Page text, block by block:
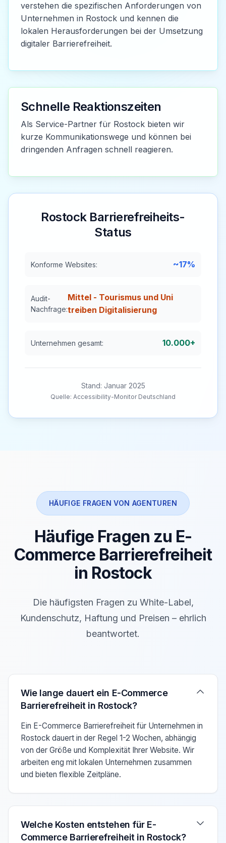
verstehen die spezifischen Anforderungen von
Unternehmen in Rostock und kennen die
lokalen Herausforderungen bei der Umsetzung
digitaler Barrierefreiheit.
Schnelle Reaktionszeiten
Als Service-Partner für Rostock bieten wir
kurze Kommunikationswege und können bei
dringenden Anfragen schnell reagieren.
RostockBarrierefreiheits-
Status
Konforme Websites: ~17%
Audit-
Nachfrage:
Mittel - Tourismus und Uni
treiben Digitalisierung
Unternehmen gesamt: 10.000+
Stand: Januar 2025
Quelle: Accessibility-Monitor Deutschland
HÄUFIGE FRAGEN VON AGENTUREN
Häufige Fragen zu E-
Commerce Barrierefreiheit
in Rostock
Die häufigsten Fragen zu White-Label,
Kundenschutz, Haftung und Preisen – ehrlich
beantwortet.
Verwenden Sie die Pfeiltasten Auf/Ab um zwischen
Wie lange dauert ein E-Commerce
Barrierefreiheit in Rostock?
Ein E-Commerce Barrierefreiheit für Unternehmen in
Rostock dauert in der Regel 1-2 Wochen, abhängig
von der Größe und Komplexität Ihrer Website. Wir
arbeiten eng mit lokalen Unternehmen zusammen
und bieten flexible Zeitpläne.
Welche Kosten entstehen für E-
Commerce Barrierefreiheit in Rostock?